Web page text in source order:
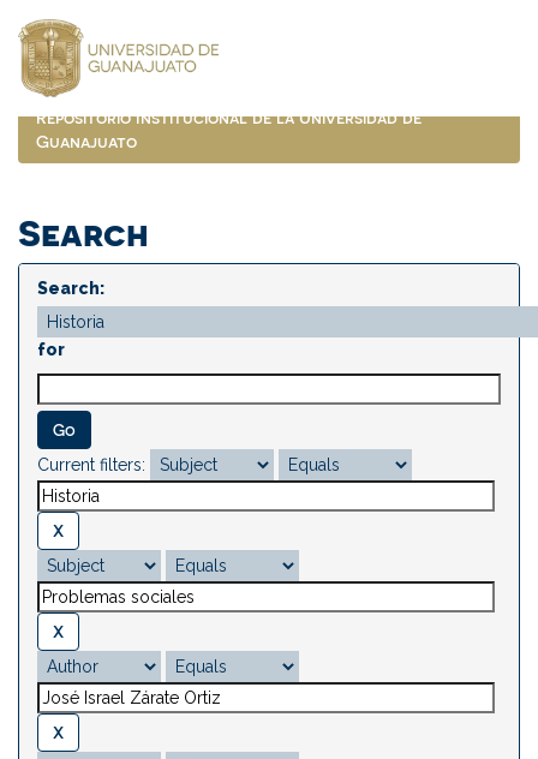
navigation
Repositorio Institucional de la Universidad de
Guanajuato
Search
Search:
for
Current filters: